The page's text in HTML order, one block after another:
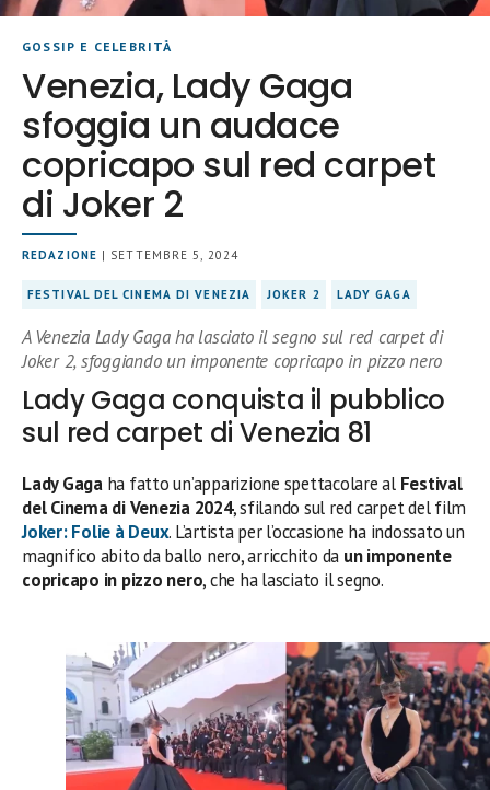
GOSSIP E CELEBRITÀ
Venezia, Lady Gaga
sfoggia un audace
copricapo sul red carpet
di Joker 2
REDAZIONE | SETTEMBRE 5, 2024
FESTIVAL DEL CINEMA DI VENEZIA JOKER 2 LADY GAGA
A Venezia Lady Gaga ha lasciato il segno sul red carpet di
Joker 2, sfoggiando un imponente copricapo in pizzo nero
Lady Gaga conquista il pubblico
sul red carpet di Venezia 81
Lady Gagaha fatto un’apparizione spettacolare al Festival
del Cinema di Venezia 2024, sfilando sul red carpet del film
Joker: Folie à Deux. L’artista per l’occasione ha indossato un
magnifico abito da ballo nero, arricchito da un imponente
copricapo in pizzo nero, che ha lasciato il segno.